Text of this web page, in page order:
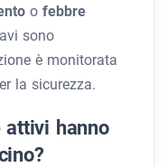
o febbre
sono
è monitorata
la sicurezza.
attivi hanno